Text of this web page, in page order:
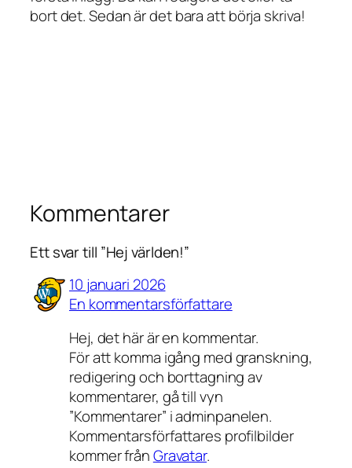
bort det. Sedan är det bara att börja skriva!
Kommentarer
Ett svar till ”Hej världen!”
10 januari 2026
En kommentarsförfattare
Hej, det här är en kommentar.
För att komma igång med granskning,
redigering och borttagning av
kommentarer, gå till vyn
”Kommentarer” i adminpanelen.
Kommentarsförfattares profilbilder
kommer frånGravatar.